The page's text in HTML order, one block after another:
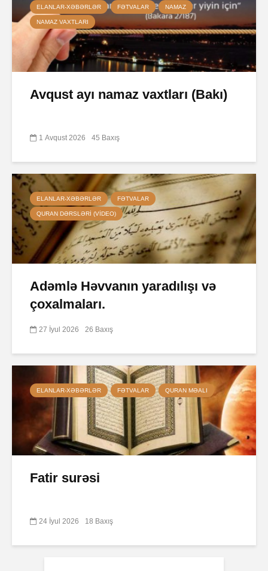
ELANLAR-XƏBƏRLƏR FƏTVALAR NAMAZ
NAMAZ VAXTLARI
Avqust ayı namaz vaxtları (Bakı)
1 Avqust 2026 45 Baxış
ELANLAR-XƏBƏRLƏR FƏTVALAR
QURAN DƏRSLƏRI (VIDEO)
Adəmlə Həvvanın yaradılışı və
çoxalmaları.
27 İyul 2026 26 Baxış
ELANLAR-XƏBƏRLƏR FƏTVALAR QURAN MƏALI
Fatir surəsi
24 İyul 2026 18 Baxış